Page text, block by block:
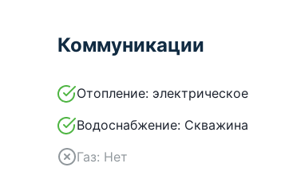
Коммуникации
Отопление: электрическое
Водоснабжение: Скважина
Газ: Нет